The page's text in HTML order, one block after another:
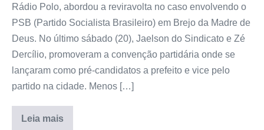
Rádio Polo, abordou a reviravolta no caso envolvendo o
PSB (Partido Socialista Brasileiro) em Brejo da Madre de
Deus. No último sábado (20), Jaelson do Sindicato e Zé
Dercílio, promoveram a convenção partidária onde se
lançaram como pré-candidatos a prefeito e vice pelo
partido na cidade. Menos […]
Leia mais